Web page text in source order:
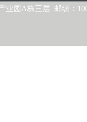
业园A栋三层 邮编：